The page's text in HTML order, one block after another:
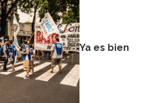
Ya es bien